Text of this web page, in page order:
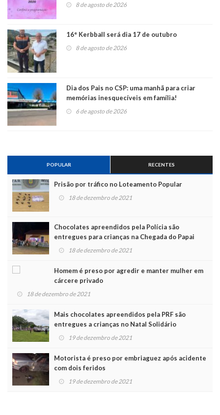
8 de agosto de 2026
16° Kerbball será dia 17 de outubro
8 de agosto de 2026
Dia dos Pais no CSP: uma manhã para criar
memórias inesquecíveis em família!
6 de agosto de 2026
POPULAR RECENTES
Prisão por tráfico no Loteamento Popular
18 de dezembro de 2021
Chocolates apreendidos pela Polícia são
entregues para crianças na Chegada do Papai
Noel
18 de dezembro de 2021
Homem é preso por agredir e manter mulher em
cárcere privado
18 de dezembro de 2021
Mais chocolates apreendidos pela PRF são
entregues a crianças no Natal Solidário
19 de dezembro de 2021
Motorista é preso por embriaguez após acidente
com dois feridos
19 de dezembro de 2021